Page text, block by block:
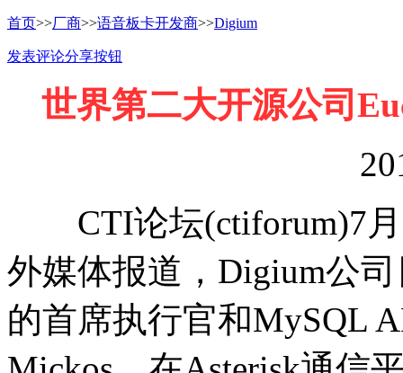
首页>>厂商>>语音板卡开发商>>Digium
发表评论分享按钮
世界第二大开源公司
CTI论坛(ctiforum)7月
外媒体报道，Digium公
的首席执行官和MySQL